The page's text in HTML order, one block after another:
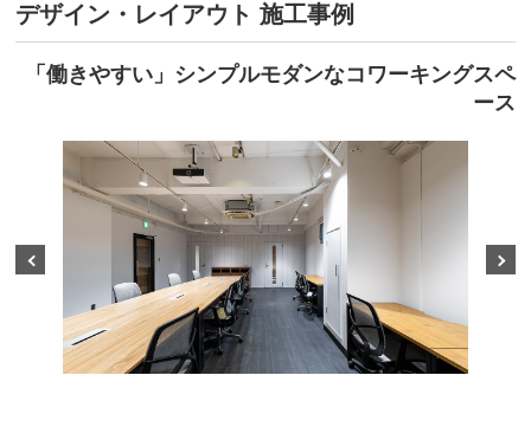
デザイン・レイアウト 施工事例
「働きやすい」シンプルモダンなコワーキングスペ
ース